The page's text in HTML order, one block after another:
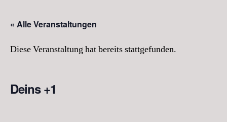
« Alle Veranstaltungen
Diese Veranstaltung hat bereits stattgefunden.
Deins +1